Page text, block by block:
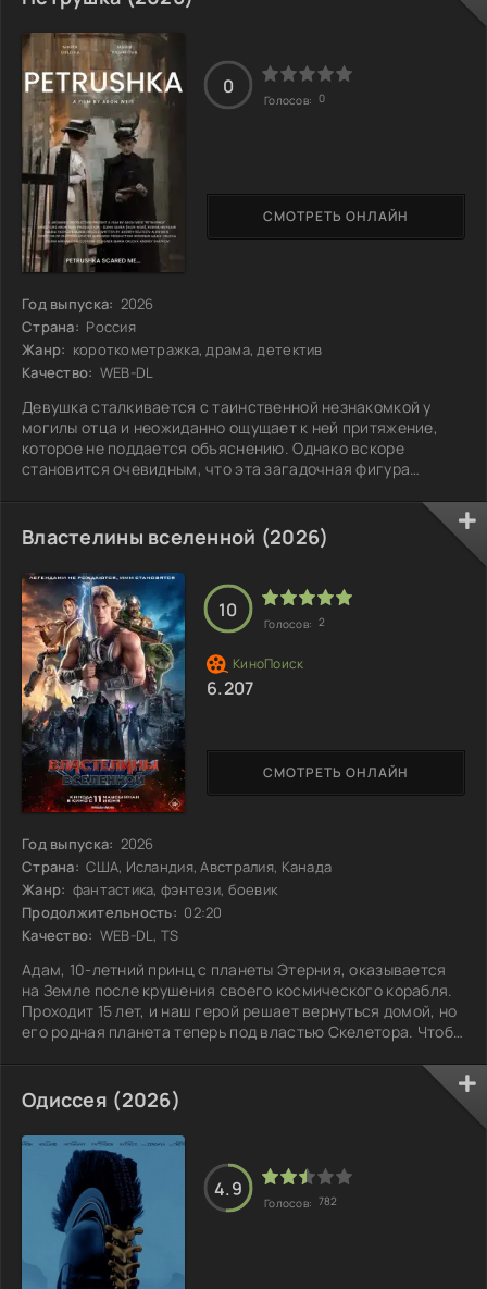
перепутываются. Чудом им удается выжить, но теперь они
висят над пропастью в окружении бушующих лесных
пожаров. Даша оказывается между двумя мужчинами,
каждый
Год выпуска: 2026
Страна: Россия
Жанр: короткометражка, драма, детектив
Качество: WEB-DL
Девушка сталкивается с таинственной незнакомкой у
могилы отца и неожиданно ощущает к ней притяжение,
которое не поддается объяснению. Однако вскоре
становится очевидным, что эта загадочная фигура
тень, затмевающую их связь. Появление незнакомки
вызывает у нее тревожные мысли о том, как этот
неожиданный союз может изменить её судьбу. Что на
самом деле скрывает загадочная гостья?
СМОТРЕТЬ ОНЛАЙН
0
Голосов: 0
Властелины вселенной (2026)
Год выпуска: 2026
Страна: США, Исландия, Австралия, Канада
Жанр: фантастика, фэнтези, боевик
Продолжительность: 02:20
Качество: WEB-DL, TS
Адам, 10-летний принц с планеты Этерния, оказывается
на Земле после крушения своего космического корабля.
Проходит 15 лет, и наш герой решает вернуться домой, но
его родная планета теперь под властью Скелетора. Чтобы
больше о своём прошлом, найти союзников и стать Хи-
Меном — самым могущественным существом во
Вселенной. Но сможет ли он преодолеть свои страхи и
объединив силы, противостоять темным силам, которые
угрожают Этернии?
СМОТРЕТЬ ОНЛАЙН
10
Голосов: 2
6.207
Одиссея (2026)
4.9
Голосов: 782